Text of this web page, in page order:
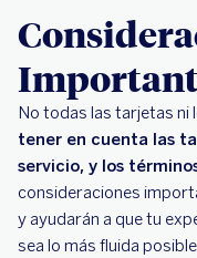
No todas las tarjetas ni
tener en cuenta las
servicio, y los
consideraciones
y ayudarán a que tu
sea lo más fluida